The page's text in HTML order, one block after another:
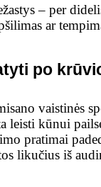
– per
ar
po
vaistinės
leisti kūnui
pratimai
likučius iš